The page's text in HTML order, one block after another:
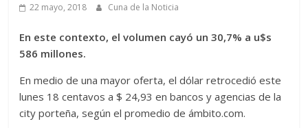
22 mayo, 2018 Cuna de la Noticia
En este contexto, el volumen cayó un 30,7% a u$s
586 millones.
En medio de una mayor oferta, el dólar retrocedió este
lunes 18 centavos a $ 24,93 en bancos y agencias de la
city porteña, según el promedio de ámbito.com.